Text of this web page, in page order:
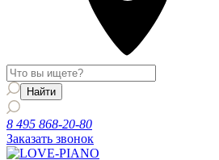
8 495 868-20-80
Заказать звонок